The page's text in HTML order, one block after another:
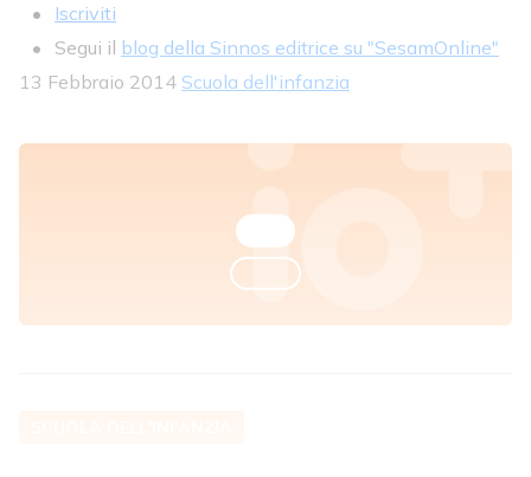
Iscriviti
Segui il blog della Sinnos editrice su "SesamOnline"
13 Febbraio 2014 Scuola dell'infanzia